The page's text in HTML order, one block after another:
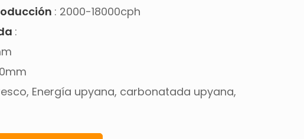
: 2000-18000cph
:
Energía upyana, carbonatada upyana,